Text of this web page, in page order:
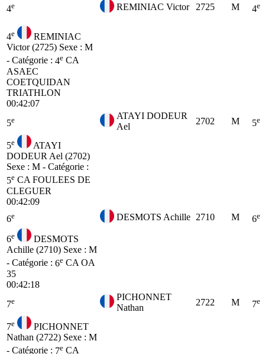
4e REMINIAC Victor 2725 M 4e
4e
REMINIAC
Victor (2725) Sexe : M
- Catégorie : 4e CA
ASAEC
COETQUIDAN
TRIATHLON
00:42:07
5e
ATAYI DODEUR
Ael
2702 M 5e
5e
ATAYI
DODEUR Ael (2702)
Sexe : M - Catégorie :
5e CA FOULEES DE
CLEGUER
00:42:09
6e DESMOTS Achille 2710 M 6e
6e
DESMOTS
Achille (2710) Sexe : M
- Catégorie : 6e CA OA
35
00:42:18
7e
PICHONNET
Nathan
2722 M 7e
7e
PICHONNET
Nathan (2722) Sexe : M
- Catégorie : 7e CA